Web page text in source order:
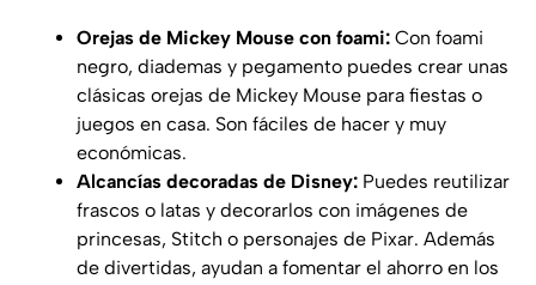
Orejas de Mickey Mouse con foami: Con foami
negro, diademas y pegamento puedes crear unas
clásicas orejas de Mickey Mouse para fiestas o
juegos en casa. Son fáciles de hacer y muy
económicas.
Alcancías decoradas de Disney: Puedes reutilizar
frascos o latas y decorarlos con imágenes de
princesas, Stitch o personajes de Pixar. Además
de divertidas, ayudan a fomentar el ahorro en los